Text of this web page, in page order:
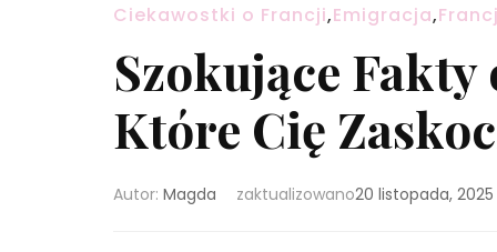
Ciekawostki o Francji,Emigracja,
Szokujące
Które Cię
Autor: Magda zaktualizowano20 listopada, 2025